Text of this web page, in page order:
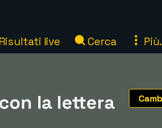
Risultati live Cerca
la lettera